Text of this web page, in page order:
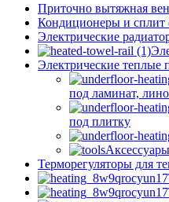
Приточно вытяжная
Кондиционеры и сплит
Электрические
Электрические теплые
под ламинат,
под плитку
Терморегуляторы для